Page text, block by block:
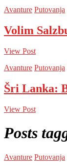
Avanture Putovanja
Volim
View Post
Avanture Putovanja
Šri Lanka:
View Post
Posts
Avanture Putovanja